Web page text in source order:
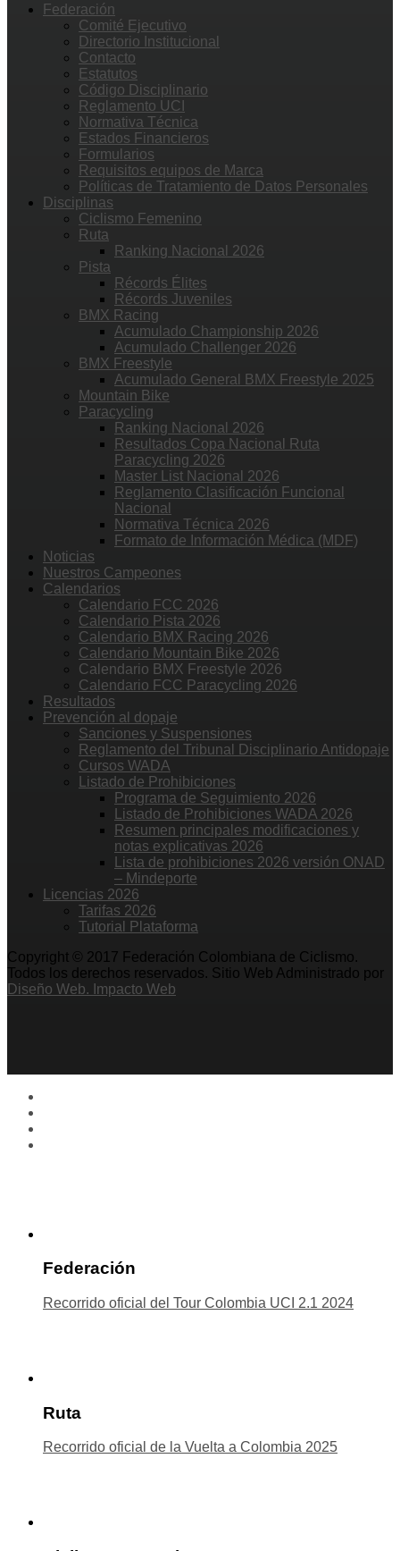
Federación
Comité Ejecutivo
Directorio Institucional
Contacto
Estatutos
Código Disciplinario
Reglamento UCI
Normativa Técnica
Estados Financieros
Formularios
Requisitos equipos de Marca
Políticas de Tratamiento de Datos Personales
Disciplinas
Ciclismo Femenino
Ruta
Ranking Nacional 2026
Pista
Récords Élites
Récords Juveniles
BMX Racing
Acumulado Championship 2026
Acumulado Challenger 2026
BMX Freestyle
Acumulado General BMX Freestyle 2025
Mountain Bike
Paracycling
Ranking Nacional 2026
Resultados Copa Nacional Ruta
Paracycling 2026
Master List Nacional 2026
Reglamento Clasificación Funcional
Nacional
Normativa Técnica 2026
Formato de Información Médica (MDF)
Noticias
Nuestros Campeones
Calendarios
Calendario FCC 2026
Calendario Pista 2026
Calendario BMX Racing 2026
Calendario Mountain Bike 2026
Calendario BMX Freestyle 2026
Calendario FCC Paracycling 2026
Resultados
Prevención al dopaje
Sanciones y Suspensiones
Reglamento del Tribunal Disciplinario Antidopaje
Cursos WADA
Listado de Prohibiciones
Programa de Seguimiento 2026
Listado de Prohibiciones WADA 2026
Resumen principales modificaciones y
notas explicativas 2026
Lista de prohibiciones 2026 versión ONAD
– Mindeporte
Licencias 2026
Tarifas 2026
Tutorial Plataforma
Copyright © 2017 Federación Colombiana de Ciclismo.
Todos los derechos reservados. Sitio Web Administrado por
Diseño Web. Impacto Web
Federación
Recorrido oficial del Tour Colombia UCI 2.1 2024
Ruta
Recorrido oficial de la Vuelta a Colombia 2025